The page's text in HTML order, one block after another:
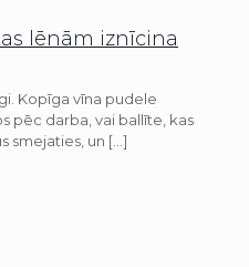
lēnām iznīcina
Kopīga vīna pudele
pēc darba, vai ballīte, kas
smejaties, un […]